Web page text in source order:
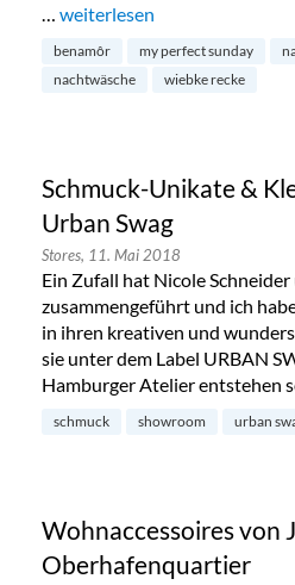
„Türchen 13: Nachthemd
weiterlesen
benamôr my perfect sunday
nachtwäsche
wiebke recke
Schmuck-Unikate &
Urban Swag
Stores, 11. Mai 2018
Ein Zufall hat Nicole Schneider
zusammengeführt und ich
in ihren kreativen und
sie unter dem Label URBAN
Hamburger Atelier entstehen
schmuck showroom urban
Wohnaccessoires von
Oberhafenquartier